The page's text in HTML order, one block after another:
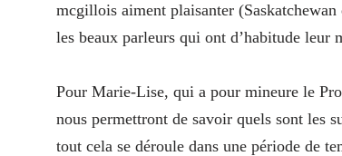
mcgillois aiment plaisanter
les beaux parleurs qui ont d’habitude leur
Pour Marie-Lise, qui a pour mineure le
nous permettront de savoir quels sont les
tout cela se déroule dans une période de